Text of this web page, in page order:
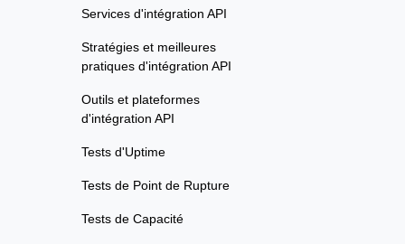
Services d'intégration API
Stratégies et meilleures
pratiques d'intégration API
Outils et plateformes
d'intégration API
Tests d'Uptime
Tests de Point de Rupture
Tests de Capacité